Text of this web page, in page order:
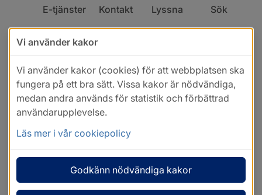
E-tjänster Kontakt Lyssna Sök
Vi använder kakor
Vi använder kakor (cookies) för att webbplatsen ska
fungera på ett bra sätt. Vissa kakor är nödvändiga,
medan andra används för statistik och förbättrad
användarupplevelse.
Läs mer i vår cookiepolicy
Godkänn nödvändiga kakor